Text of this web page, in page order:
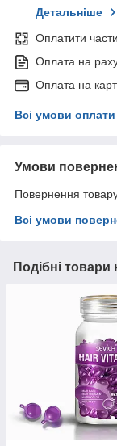
Детальніше
Оплатити
Оплата на
Оплата на
Всі умови оплати
Умови
Повернення
Всі умови
Подібні товари